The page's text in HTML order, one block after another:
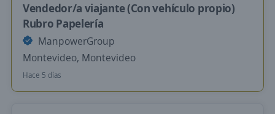
Vendedor/a viajante (Con vehículo propio)
Rubro Papelería
ManpowerGroup
Montevideo, Montevideo
Hace 5 días